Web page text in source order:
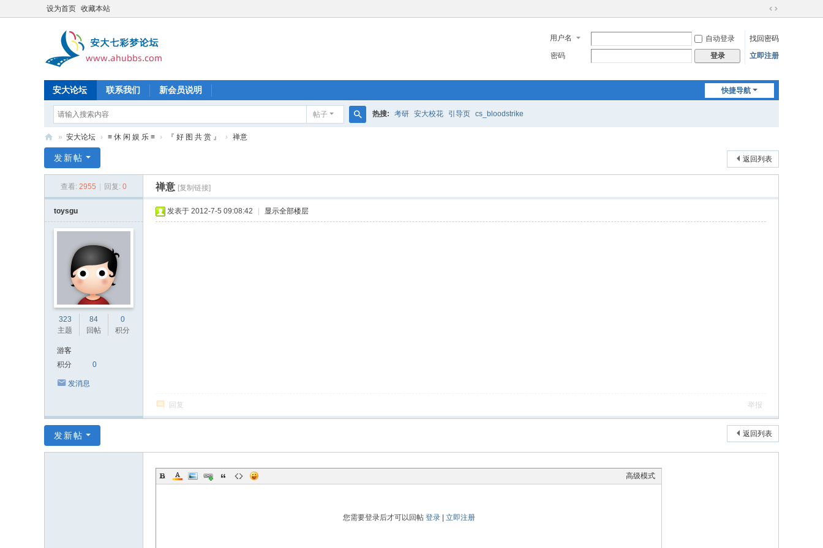
设为首页 收藏本站
切
到
宽
用户名 自动登录
找回密码
密码
登录 立即注册
快捷导航
安大论坛 联系我们 新会员说明
帖子 热搜: 考研 安大校花 引导页 cs_bloodstrike
彩
» 安大论坛 › ≡ 休 闲 娱 乐 ≡ › 『 好 图 共 赏 』 › 禅意
返回列表
发新帖
查看: 2955 回复: 0 禅意 [复制链接]
toysgu
323
主题
84
回帖
0
积分
游客
积分
0
发消息
发表于 2012-7-5 09:08:42 显示全部楼层
回复 举报
返回列表
发新帖
高级模式
您需要登录后才可以回帖 登录| 立即注册